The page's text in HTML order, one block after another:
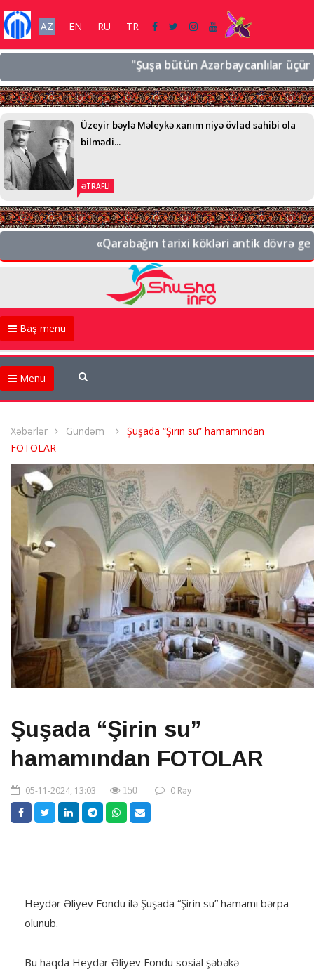
AZ EN RU TR
"Şuşa bütün Azərbaycanlılar üçün
Üzeyir bəylə Məleykə xanım niyə övlad sahibi ola
bilmədi...
ƏTRAFLI
«Qarabağın tarixi kökləri antik dövrə
Baş menu
Menu
Xəbərlər Gündəm
Şuşada “Şirin su” hamamından
FOTOLAR
Şuşada “Şirin su”
hamamından FOTOLAR
05-11-2024, 13:03 150 0 Rəy
Heydər Əliyev Fondu ilə Şuşada “Şirin su” hamamı bərpa
olunub.
Bu haqda Heydər Əliyev Fondu sosial şəbəkə